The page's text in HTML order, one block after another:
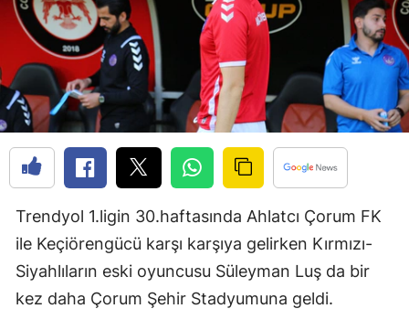
Bingöl
Bolu
Burdur
Bursa
Çanakkale
Çankırı
Trendyol 1.ligin 30.haftasında Ahlatcı Çorum FK
ile Keçiörengücü karşı karşıya gelirken Kırmızı-
Siyahlıların eski oyuncusu Süleyman Luş da bir
kez daha Çorum Şehir Stadyumuna geldi.